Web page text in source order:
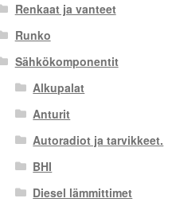
Renkaat ja vanteet
Runko
Sähkökomponentit
Alkupalat
Anturit
Autoradiot ja tarvikkeet.
BHI
Diesel lämmittimet